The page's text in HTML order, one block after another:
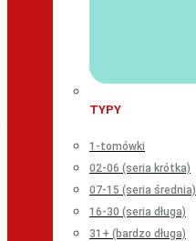
TYPY
1-tomówki
02-06 (seria krótka)
07-15 (seria średnia)
16-30 (seria długa)
31+ (bardzo długa)